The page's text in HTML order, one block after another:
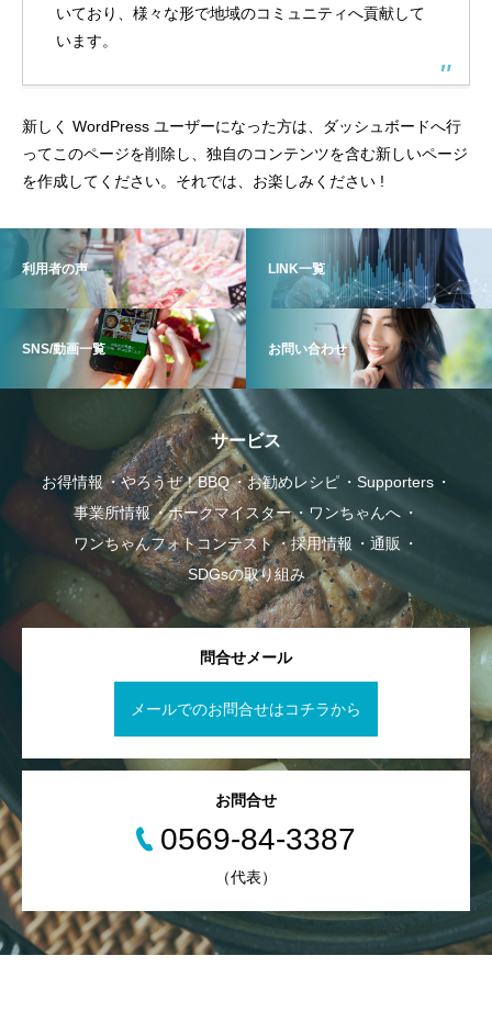
いており、様々な形で地域のコミュニティへ貢献して
います。
新しく WordPress ユーザーになった方は、 ダッシュボードへ行
ってこのページを削除し、独自のコンテンツを含む新しいページ
を作成してください。それでは、お楽しみください !
利用者の声 LINK一覧
SNS/動画一覧 お問い合わせ
サービス
お得情報 やろうぜ！BBQ お勧めレシピ
Supporters
事業所情報
ポークマイスター
ワンちゃんへ
ワンちゃんフォトコンテスト
採用情報
通販
SDGsの取り組み
問合せメール
メールでのお問合せはコチラから
お問合せ
0569-84-3387
（代表）